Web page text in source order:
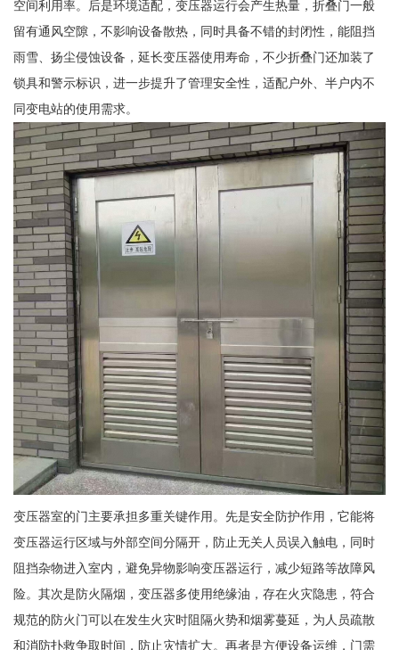
空间利用率。后是环境适配，变压器运行会产生热量，折叠门一般
留有通风空隙，不影响设备散热，同时具备不错的封闭性，能阻挡
雨雪、扬尘侵蚀设备，延长变压器使用寿命，不少折叠门还加装了
锁具和警示标识，进一步提升了管理安全性，适配户外、半户内不
同变电站的使用需求。
变压器室的门主要承担多重关键作用。先是安全防护作用，它能将
变压器运行区域与外部空间分隔开，防止无关人员误入触电，同时
阻挡杂物进入室内，避免异物影响变压器运行，减少短路等故障风
险。其次是防火隔烟，变压器多使用绝缘油，存在火灾隐患，符合
规范的防火门可以在发生火灾时阻隔火势和烟雾蔓延，为人员疏散
和消防扑救争取时间，防止灾情扩大。再者是方便设备运维，门需